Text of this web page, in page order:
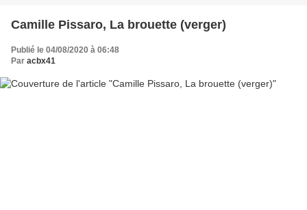
Camille Pissaro, La brouette (verger)
Publié le 04/08/2020 à 06:48
Par acbx41